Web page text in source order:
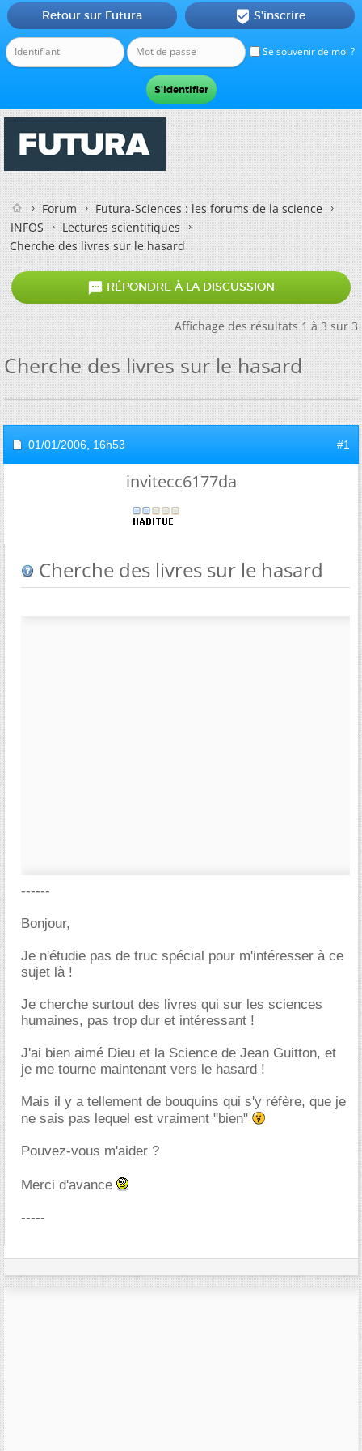
Se souvenir de moi ?
Retour sur Futura  S'inscrire
Forum
Futura-Sciences : les forums de la science
INFOS
Lectures scientifiques
Cherche des livres sur le hasard
 RÉPONDRE À LA DISCUSSION
Affichage des résultats 1 à 3 sur 3
Cherche des livres sur le hasard
01/01/2006, 16h53 #1
invitecc6177da
Cherche des livres sur le hasard
------
Bonjour,
Je n'étudie pas de truc spécial pour m'intéresser à ce
sujet là !
Je cherche surtout des livres qui sur les sciences
humaines, pas trop dur et intéressant !
J'ai bien aimé Dieu et la Science de Jean Guitton, et
je me tourne maintenant vers le hasard !
Mais il y a tellement de bouquins qui s'y réfère, que je
ne sais pas lequel est vraiment "bien"
Pouvez-vous m'aider ?
Merci d'avance
-----